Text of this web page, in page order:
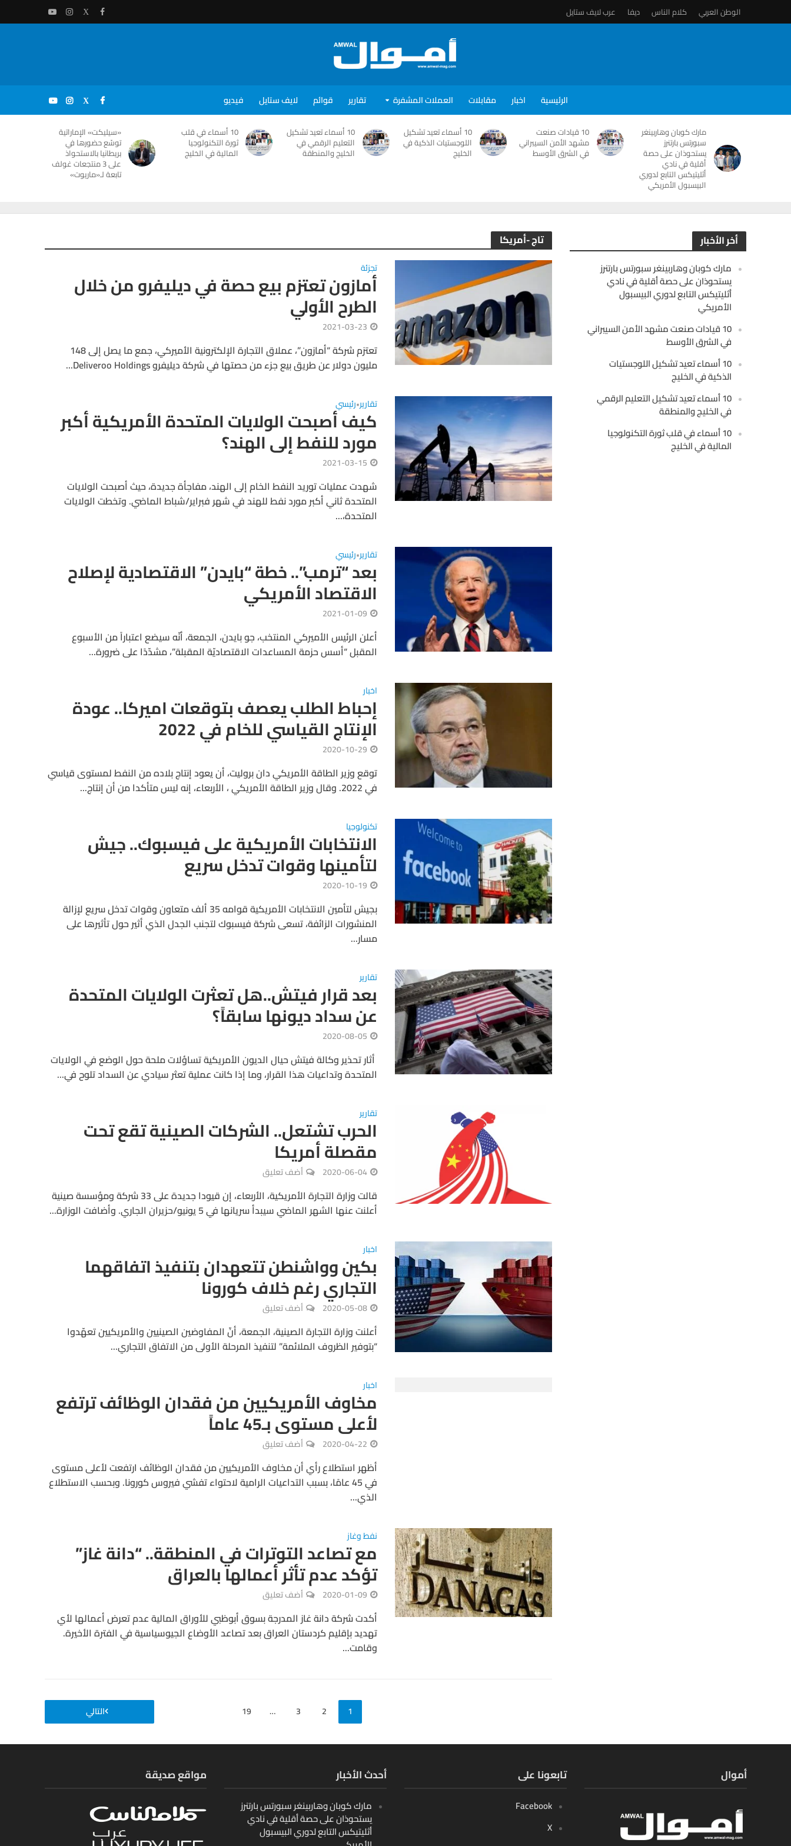
الوطن العربي كلام الناس ديفا عرب لايف ستايل
الرئيسية اخبار مقابلات العملات المشفرة تقارير قوائم لايف ستايل فيديو
مارك كوبان وهاربينغر
سبورتس بارتنرز
يستحوذان على حصة
أقلية في نادي
أثليتيكس التابع لدوري
البيسبول الأمريكي
10 قيادات صنعت
مشهد الأمن السيبراني
في الشرق الأوسط
10 أسماء تعيد تشكيل
اللوجستيات الذكية في
الخليج
10 أسماء تعيد تشكيل
التعليم الرقمي في
الخليج والمنطقة
10 أسماء في قلب
ثورة التكنولوجيا
المالية في الخليج
«سيليكت» الإماراتية
توسّع حضورها في
بريطانيا بالاستحواذ
على 3 منتجعات غولف
تابعة لـ«ماريوت»
تاج -أمريكا
تجزئة
أمازون تعتزم بيع حصة في ديليفرو من خلال
الطرح الأولي
2021-03-23
تعتزم شركة “أمازون”، عملاق التجارة الإلكترونية الأميركي، جمع ما يصل إلى 148
مليون دولار عن طريق بيع جزء من حصتها في شركة ديليفرو Deliveroo Holdings...
تقارير•رئيسي
كيف أصبحت الولايات المتحدة الأمريكية أكبر
مورد للنفط إلى الهند؟
2021-03-15
شهدت عمليات توريد النفط الخام إلى الهند، مفاجأة جديدة، حيث أصبحت الولايات
المتحدة ثاني أكبر مورد نفط للهند في شهر فبراير/شباط الماضي. وتخطت الولايات
المتحدة،...
تقارير•رئيسي
بعد “ترمب”.. خطة “بايدن” الاقتصادية لإصلاح
الاقتصاد الأمريكي
2021-01-09
أعلن الرئيس الأميركي المنتخب، جو بايدن، الجمعة، أنّه سيضع اعتباراً من الأسبوع
المقبل “أسس حزمة المساعدات الاقتصاديّة المقبلة”، مشدّدًا على ضرورة...
اخبار
إحباط الطلب يعصف بتوقعات اميركا.. عودة
الإنتاج القياسي للخام في 2022
2020-10-29
توقع وزير الطاقة الأمريكي دان بروليت، أن يعود إنتاج بلاده من النفط لمستوى قياسي
في 2022. وقال وزير الطاقة الأمريكي ، الأربعاء، إنه ليس متأكدا من أن إنتاج...
تكنولوجيا
الانتخابات الأمريكية على فيسبوك.. جيش
لتأمينها وقوات تدخل سريع
2020-10-19
بجيش لتأمين الانتخابات الأمريكية قوامه 35 ألف متعاون وقوات تدخل سريع لإزالة
المنشورات الزائفة، تسعى شركة فيسبوك لتجنب الجدل الذي أثير حول تأثيرها على
مسار...
تقارير
بعد قرار فيتش..هل تعثرت الولايات المتحدة
عن سداد ديونها سابقاً؟
2020-08-05
أثار تحذير وكالة فيتش حيال الديون الأمريكية تساؤلات ملحة حول الوضع في الولايات
المتحدة وتداعيات هذا القرار، وما إذا كانت عملية تعثر سيادي عن السداد تلوح في...
تقارير
الحرب تشتعل.. الشركات الصينية تقع تحت
مقصلة أمريكا
2020-06-04 أضف تعليق
قالت وزارة التجارة الأمريكية، الأربعاء، إن قيودا جديدة على 33 شركة ومؤسسة صينية
أعلنت عنها الشهر الماضي سيبدأ سريانها في 5 يونيو/حزيران الجاري. وأضافت الوزارة...
اخبار
بكين وواشنطن تتعهدان بتنفيذ اتفاقهما
التجاري رغم خلاف كورونا
2020-05-08 أضف تعليق
أعلنت وزارة التجارة الصينية، الجمعة، أنّ المفاوضين الصينيين والأمريكيين تعهّدوا
“بتوفير الظروف الملائمة” لتنفيذ المرحلة الأولى من الاتفاق التجاري...
اخبار
مخاوف الأمريكيين من فقدان الوظائف ترتفع
لأعلى مستوى بـ45 عاماً
2020-04-22 أضف تعليق
أظهر استطلاع رأي أن مخاوف الأمريكيين من فقدان الوظائف ارتفعت لأعلى مستوى
في 45 عامًا، بسبب التداعيات الرامية لاحتواء تفشي فيروس كورونا. وبحسب الاستطلاع
الذي...
نفط وغاز
مع تصاعد التوترات في المنطقة.. “دانة غاز”
تؤكد عدم تأثر أعمالها بالعراق
2020-01-09 أضف تعليق
أكدت شركة دانة غاز المدرجة بسوق أبوظبي للأوراق المالية عدم تعرض أعمالها لأي
تهديد بإقليم كردستان العراق بعد تصاعد الأوضاع الجيوسياسية في الفترة الأخيرة.
وقامت...
1
2
3
…
19 التالي
أخر الأخبار
مارك كوبان وهاربينغر سبورتس بارتنرز
يستحوذان على حصة أقلية في نادي
أثليتيكس التابع لدوري البيسبول
الأمريكي
10 قيادات صنعت مشهد الأمن السيبراني
في الشرق الأوسط
10 أسماء تعيد تشكيل اللوجستيات
الذكية في الخليج
10 أسماء تعيد تشكيل التعليم الرقمي
في الخليج والمنطقة
10 أسماء في قلب ثورة التكنولوجيا
المالية في الخليج
مواقع صديقة أحدث الأخبار
مارك كوبان وهاربينغر سبورتس بارتنرز
يستحوذان على حصة أقلية في نادي
أثليتيكس التابع لدوري البيسبول
تابعونا على
Facebook
X
أموال